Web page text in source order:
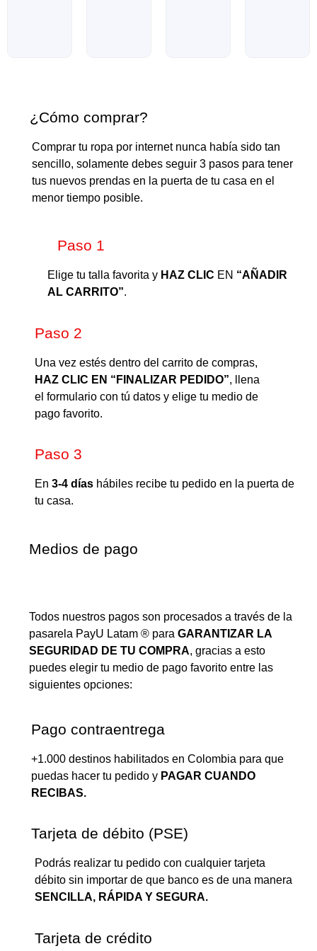
¿Cómo comprar?
Comprar tu ropa por internet nunca había sido tan
sencillo, solamente debes seguir 3 pasos para tener
tus nuevos prendas en la puerta de tu casa en el
menor tiempo posible.
Paso 1​
Elige tu talla favorita y HAZ CLIC EN “AÑADIR
AL CARRITO”.
Paso 2
Una vez estés dentro del carrito de compras,
HAZ CLIC EN “FINALIZAR PEDIDO”, llena
el formulario con tú datos y elige tu medio de
pago favorito.
Paso 3
En3-4 días hábiles recibe tu pedido en la puerta de
tu casa.
Medios de pago
Todos nuestros pagos son procesados a través de la
pasarela PayU Latam ® para GARANTIZAR LA
SEGURIDAD DE TU COMPRA, gracias a esto
puedes elegir tu medio de pago favorito entre las
siguientes opciones:
Pago contraentrega
+1.000 destinos habilitados en Colombia para que
puedas hacer tu pedido y PAGAR CUANDO
RECIBAS.
Tarjeta de débito (PSE)
Podrás realizar tu pedido con cualquier tarjeta
débito sin importar de que banco es de una manera
SENCILLA, RÁPIDA Y SEGURA.
Tarjeta de crédito